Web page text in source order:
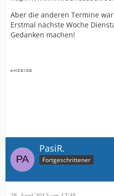
Aber die anderen Termine
Erstmal nächste Woche
Gedanken machen!
PasiR.
Fortgeschrittener